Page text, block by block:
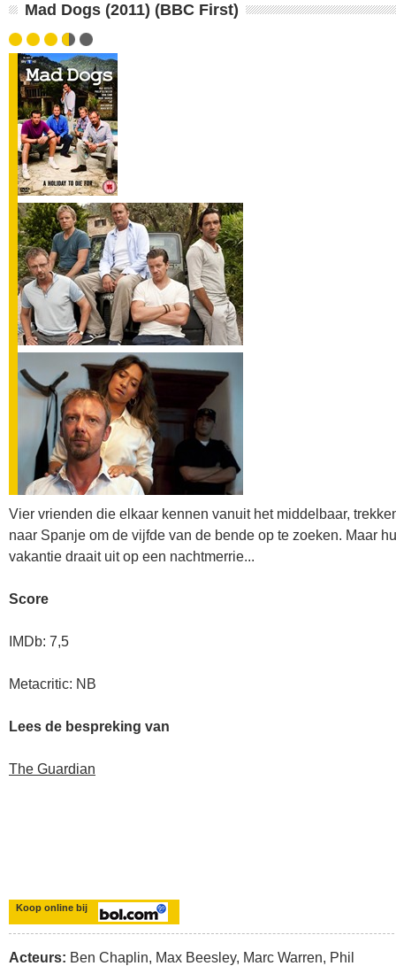
Mad Dogs (2011) (BBC First)
Vier vrienden die elkaar kennen vanuit het middelbaar,
naar Spanje om de vijfde van de bende op te zoeken. Maar
vakantie draait uit op een nachtmerrie...
Score
IMDb: 7,5
Metacritic: NB
Lees de bespreking van
The Guardian
Koop online bij
Acteurs: Ben Chaplin, Max Beesley, Marc Warren, Phil